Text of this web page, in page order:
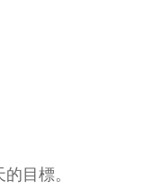
目標。